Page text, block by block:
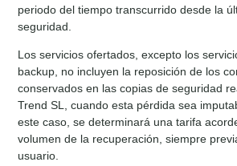
periodo del tiempo transcurrido desde la
seguridad.
Los servicios ofertados, excepto los
backup, no incluyen la reposición de los
conservados en las copias de seguridad
Trend SL, cuando esta pérdida sea
este caso, se determinará una tarifa
volumen de la recuperación, siempre
usuario.